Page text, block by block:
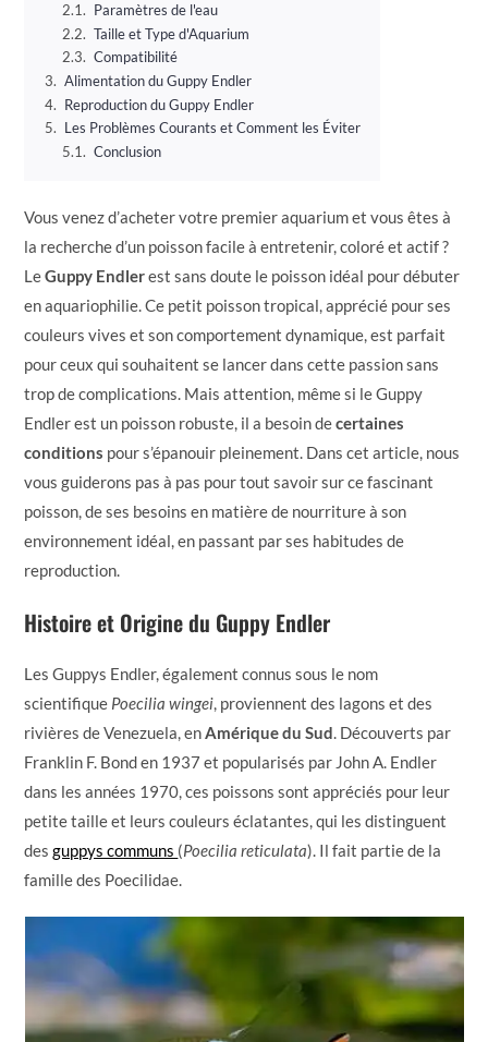
Paramètres de l'eau
Taille et Type d'Aquarium
Compatibilité
Alimentation du Guppy Endler
Reproduction du Guppy Endler
Les Problèmes Courants et Comment les Éviter
Conclusion
Vous venez d’acheter votre premier aquarium et vous êtes à
la recherche d’un poisson facile à entretenir, coloré et actif ?
LeGuppy Endlerest sans doute le poisson idéal pour débuter
en aquariophilie. Ce petit poisson tropical, apprécié pour ses
couleurs vives et son comportement dynamique, est parfait
pour ceux qui souhaitent se lancer dans cette passion sans
trop de complications. Mais attention, même si le Guppy
Endler est un poisson robuste, il a besoin decertaines
conditions pour s’épanouir pleinement. Dans cet article, nous
vous guiderons pas à pas pour tout savoir sur ce fascinant
poisson, de ses besoins en matière de nourriture à son
environnement idéal, en passant par ses habitudes de
reproduction.
Histoire et Origine du Guppy Endler
Les Guppys Endler, également connus sous le nom
scientifique Poecilia wingei, proviennent des lagons et des
rivières de Venezuela, enAmérique du Sud. Découverts par
Franklin F. Bond en 1937 et popularisés par John A. Endler
dans les années 1970, ces poissons sont appréciés pour leur
petite taille et leurs couleurs éclatantes, qui les distinguent
desguppys communs (Poecilia reticulata). Il fait partie de la
famille des Poecilidae.